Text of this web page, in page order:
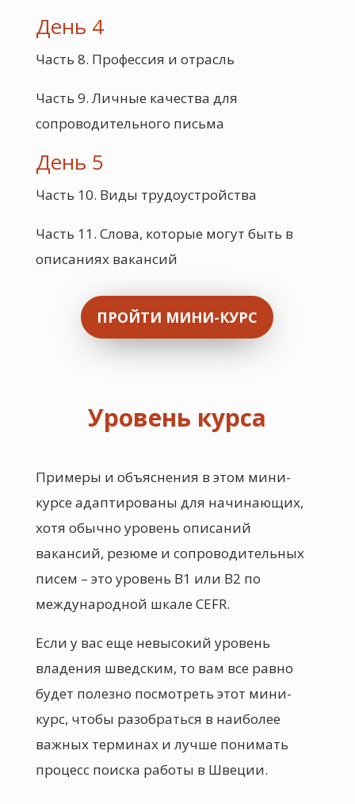
День 4
Часть 8. Профессия и отрасль
Часть 9. Личные качества для
сопроводительного письма
День 5
Часть 10. Виды трудоустройства
Часть 11. Слова, которые могут быть в
описаниях вакансий
ПРОЙТИ МИНИ-КУРС
Уровень курса
Примеры и объяснения в этом мини-
курсе адаптированы для начинающих,
хотя обычно уровень описаний
вакансий, резюме и сопроводительных
писем – это уровень В1 или В2 по
международной шкале CEFR.
Если у вас еще невысокий уровень
владения шведским, то вам все равно
будет полезно посмотреть этот мини-
курс, чтобы разобраться в наиболее
важных терминах и лучше понимать
процесс поиска работы в Швеции.